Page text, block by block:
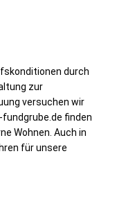
durch
zur
versuchen wir
finden
Wohnen. Auch in
für unsere